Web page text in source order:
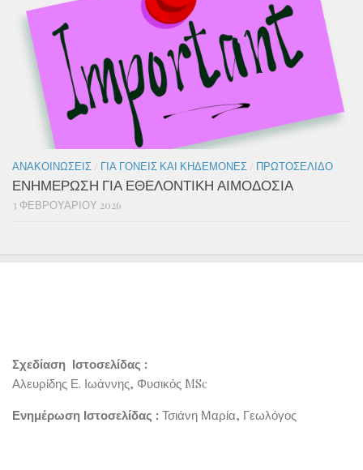
ΑΝΑΚΟΙΝΏΣΕΙΣ / ΓΙΑ ΓΟΝΕΊΣ ΚΑΙ ΚΗΔΕΜΌΝΕΣ / ΠΡΩΤΟΣΈΛΙΔΟ
ΕΝΗΜΕΡΩΣΗ ΓΙΑ ΕΘΕΛΟΝΤΙΚΗ ΑΙΜΟΔΟΣΙΑ
3 ΦΕΒΡΟΥΑΡΊΟΥ 2026
Σχεδίαση Ιστοσελίδας :
Αλευρίδης Ε. Ιωάννης, Φυσικός MSc
Ενημέρωση Ιστοσελίδας : Τσιάνη Μαρία, Γεωλόγος